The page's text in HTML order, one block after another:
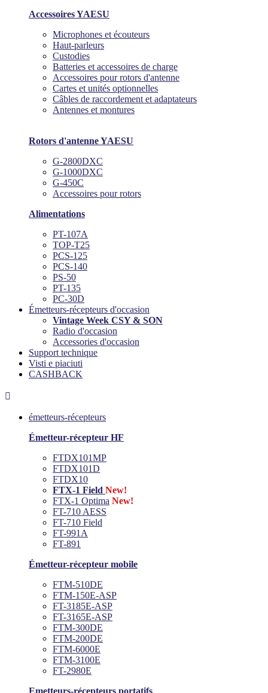
Accessoires YAESU
Microphones et écouteurs
Haut-parleurs
Custodies
Batteries et accessoires de charge
Accessoires pour rotors d'antenne
Cartes et unités optionnelles
Câbles de raccordement et adaptateurs
Antennes et montures
Rotors d'antenne YAESU
G-2800DXC
G-1000DXC
G-450C
Accessoires pour rotors
Alimentations
PT-107A
TOP-T25
PCS-125
PCS-140
PS-50
PT-135
PC-30D
Émetteurs-récepteurs d'occasion
Vintage Week CSY & SON
Radio d'occasion
Accessories d'occasion
Support technique
Visti e piaciuti
CASHBACK

émetteurs-récepteurs
Émetteur-récepteur HF
FTDX101MP
FTDX101D
FTDX10
FTX-1 Field New!
FTX-1 Optima New!
FT-710 AESS
FT-710 Field
FT-991A
FT-891
Émetteur-récepteur mobile
FTM-510DE
FTM-150E-ASP
FT-3185E-ASP
FT-3165E-ASP
FTM-300DE
FTM-200DE
FTM-6000E
FTM-3100E
FT-2980E
Emetteurs-récepteurs portatifs